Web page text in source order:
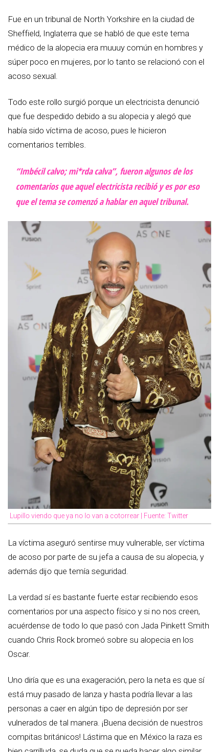
Fue en un tribunal de North Yorkshire en la ciudad de
Sheffield, Inglaterra que se habló de que este tema
médico de la alopecia era muuuy común en hombres y
súper poco en mujeres, por lo tanto se relacionó con el
acoso sexual.
Todo este rollo surgió porque un electricista denunció
que fue despedido debido a su alopecia y alegó que
había sido víctima de acoso, pues le hicieron
comentarios terribles.
“Imbécil calvo; mi*rda calva”, fueron algunos de los
comentarios que aquel electricista recibió y es por eso
que el tema se comenzó a hablar en aquel tribunal.
Lupillo viendo que ya no lo van a cotorrear | Fuente: Twitter
La víctima aseguró sentirse muy vulnerable, ser víctima
de acoso por parte de su jefa a causa de su alopecia, y
además dijo que temía seguridad.
La verdad sí es bastante fuerte estar recibiendo esos
comentarios por una aspecto físico y si no nos creen,
acuérdense de todo lo que pasó con Jada Pinkett Smith
cuando Chris Rock bromeó sobre su alopecia en los
Oscar.
Uno diría que es una exageración, pero la neta es que sí
está muy pasado de lanza y hasta podría llevar a las
personas a caer en algún tipo de depresión por ser
vulnerados de tal manera. ¡Buena decisión de nuestros
compitas británicos! Lástima que en México la raza es